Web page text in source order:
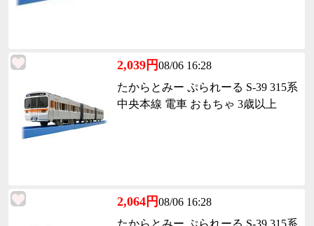
2,039円08/06 16:28
たからとみー ぷられーる S-39 315系
中央本線 電車 おもちゃ 3歳以上
2,064円08/06 16:28
たからとみー ぷられーる S-39 315系